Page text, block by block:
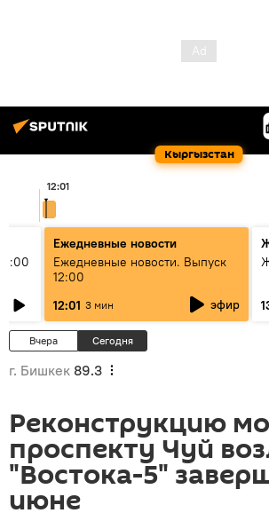
Кыргызстан
12:01
Ежедневные новости
Ежедневные новости. Выпуск
12:00
12:01 3 мин эфир
Вчера Сегодня
г. Бишкек 89.3
Реконструкцию
проспекту Чуй
"Востока-5"
июне